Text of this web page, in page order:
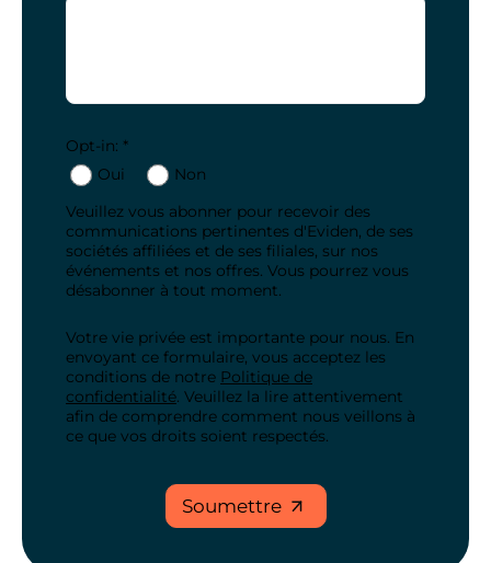
Opt-in: *
Oui
Non
Veuillez vous abonner pour recevoir des
communications pertinentes d'Eviden, de ses
sociétés affiliées et de ses filiales, sur nos
événements et nos offres. Vous pourrez vous
désabonner à tout moment.
Votre vie privée est importante pour nous. En
envoyant ce formulaire, vous acceptez les
conditions de notre Politique de
confidentialité. Veuillez la lire attentivement
afin de comprendre comment nous veillons à
ce que vos droits soient respectés.
Soumettre